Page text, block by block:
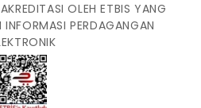
OLEH ETBIS YANG
INFORMASI PERDAGANGAN